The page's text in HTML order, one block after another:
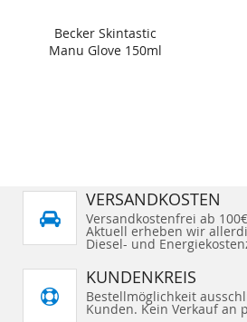
Becker Skintastic
Manu Glove 150ml
VERSANDKOSTEN
Versandkostenfrei ab
Aktuell erheben wir
Diesel- und
KUNDENKREIS
Bestellmöglichkeit
Kunden. Kein Verkauf an